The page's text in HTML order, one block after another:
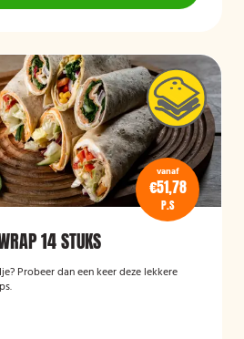
vanaf
€51,78
P.S
14 STUKS
Probeer dan een keer deze lekkere